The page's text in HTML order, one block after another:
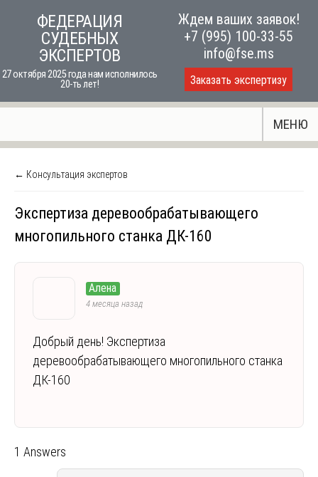
ФЕДЕРАЦИЯ
СУДЕБНЫХ
ЭКСПЕРТОВ
27 октября 2025 года нам исполнилось
20-ть лет!
Ждем ваших заявок!
+7 (995) 100-33-55
info@fse.ms
Заказать экспертизу
МЕНЮ
← Консультация экспертов
Экспертиза деревообрабатывающего
многопильного станка ДК-160
Алена
4 месяца назад
Добрый день! Экспертиза
деревообрабатывающего многопильного станка
ДК-160
1 Answers